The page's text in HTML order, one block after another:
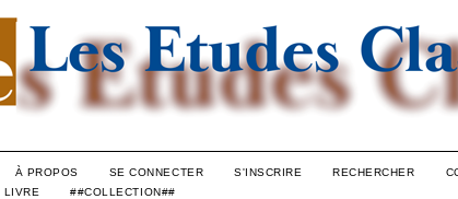
À PROPOS SE CONNECTER S'INSCRIRE RECHERCHER
LIVRE
##COLLECTION##